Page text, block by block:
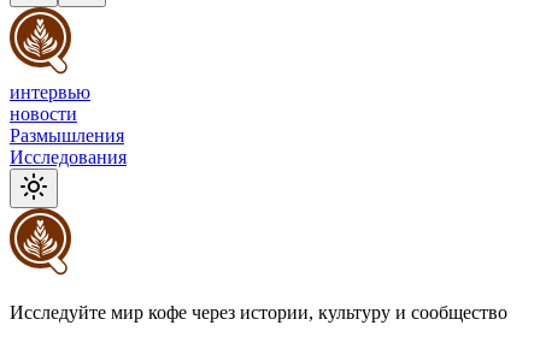
интервью
новости
Размышления
Исследования
Исследуйте мир кофе через истории, культуру и сообщество